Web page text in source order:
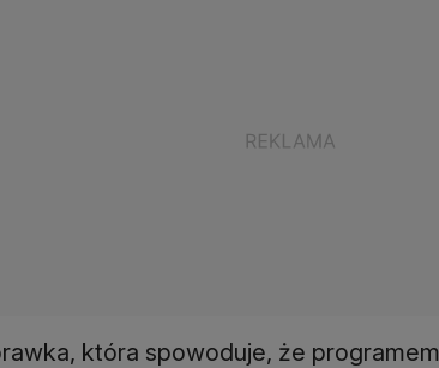
która spowoduje, że